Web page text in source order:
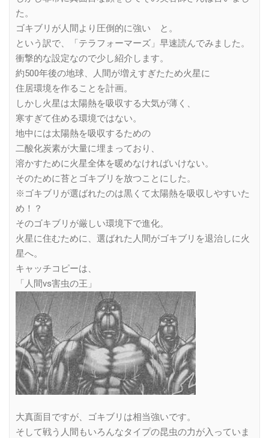
た。
ゴキブリが人間より圧倒的に強い と。
という訳で、「テラフォーマーズ」早速読んでみました。
衝撃的な設定なので少し紹介します。
約500年後の地球、人間が増えすぎたため火星に
住居環境を作ることを計画。
しかし火星は太陽熱を吸収する大気が薄く、
寒すぎて住める環境ではない。
地中には太陽熱を吸収するための
二酸化炭素が大量に埋まっており、
溶かすために火星全体を暖めなければいけない。
そのために苔とゴキブリを放つことにした。
※ゴキブリが選ばれたのは黒くて太陽熱を吸収しやすいた
め！？
そのゴキブリが厳しい環境下で進化。
火星に住むために、選ばれた人間がゴキブリを退治しに火
星へ。
キャッチコピーは、
「人間vs害虫の王」
大真面目ですが、ゴキブリは相当強いです。
そして戦う人間もいろんなタイプの昆虫の力が入っていま